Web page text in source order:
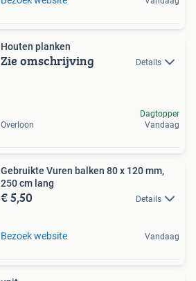
Houten planken
Zie omschrijving Details
Overloon
Dagtopper
Vandaag
Gebruikte Vuren balken 80 x 120 mm,
250 cm lang
€ 5,50 Details
Bezoek website Vandaag